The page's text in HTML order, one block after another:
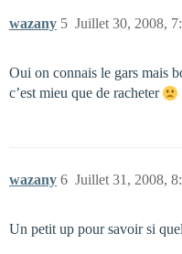
wazany Juillet 30, 2008,
5
Oui on connais le gars mais
c’est mieu que de racheter
wazany Juillet 31, 2008,
6
Un petit up pour savoir si